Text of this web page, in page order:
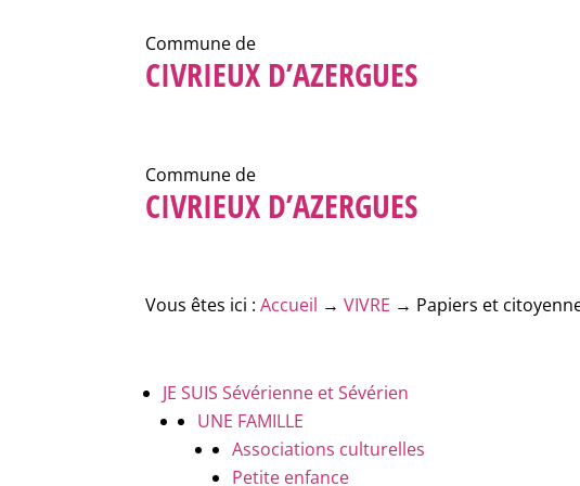
Commune de
CIVRIEUX D’AZERGUES
Commune de
CIVRIEUX D’AZERGUES
Vous êtes ici :Accueil →VIVRE → Papiers et
JE SUIS Sévérienne et Sévérien
UNE FAMILLE
Associations culturelles
Petite enfance